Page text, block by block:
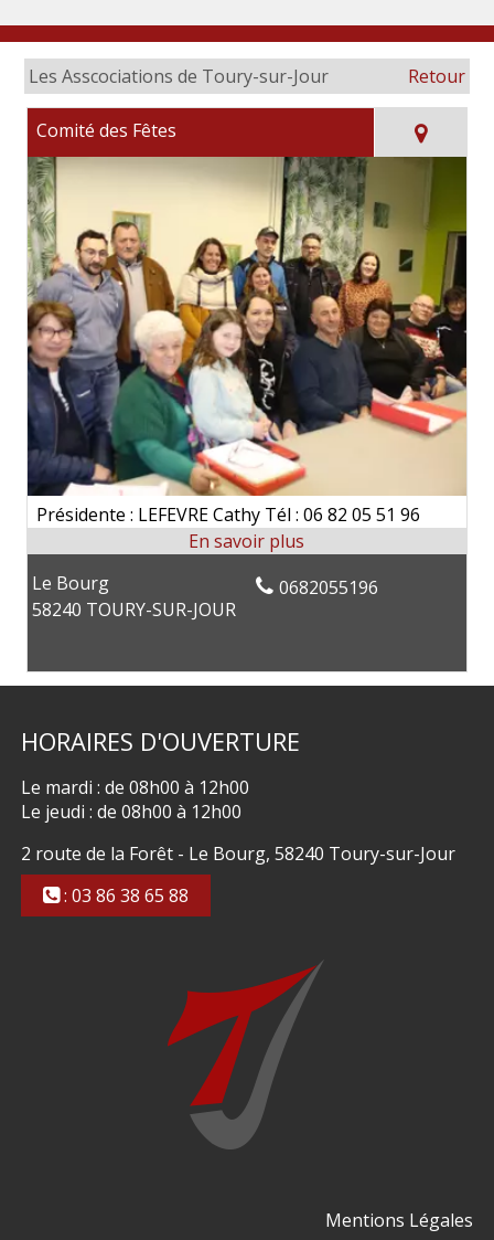
Les Asscociations de Toury-sur-Jour Retour
Comité des Fêtes
Présidente : LEFEVRE Cathy Tél : 06 82 05 51 96
Le Bourg
58240 TOURY-SUR-JOUR
0682055196
HORAIRES D'OUVERTURE
Le mardi : de 08h00 à 12h00
Le jeudi : de 08h00 à 12h00
2 route de la Forêt - Le Bourg, 58240 Toury-sur-Jour
: 03 86 38 65 88
Mentions Légales